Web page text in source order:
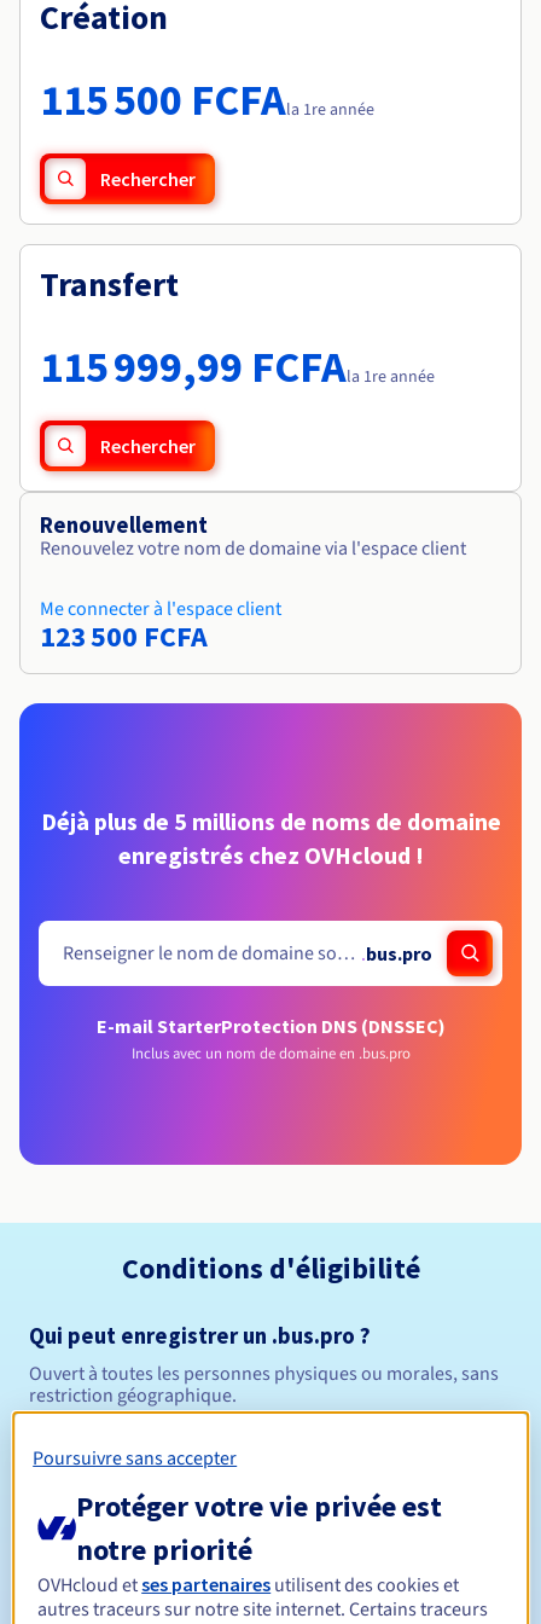
Tarifs
Roadmap & Changelog
Roadmap & Changelog
Création
115 500 FCFAla 1re année
Rechercher
Transfert
115 999,99 FCFAla 1re année
Rechercher
Renouvellement
Renouvelez votre nom de domaine via l'espace client
Me connecter à l'espace client
123 500 FCFA
Déjà plus de 5 millions de noms de domaine
enregistrés chez OVHcloud !
.bus.pro
E-mail StarterProtection DNS (DNSSEC)
Inclus avec un nom de domaine en .bus.pro
Conditions d'éligibilité
Qui peut enregistrer un .bus.pro ?
Ouvert à toutes les personnes physiques ou morales, sans
restriction géographique.
Règles de gestion et notifications
Durée de réservation Entre 1 et 10 ans
Durée de renouvellement Entre 1 et 9 ans
Poursuivre sans accepter
Protéger votre vie privée est
notre priorité
OVHcloud etses partenaires utilisent des cookies et
autres traceurs sur notre site internet. Certains traceurs